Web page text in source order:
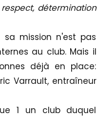
détermination
mission n'est pas
au club. Mais il
déjà en place:
Varrault, entraîneur
1 un club duquel